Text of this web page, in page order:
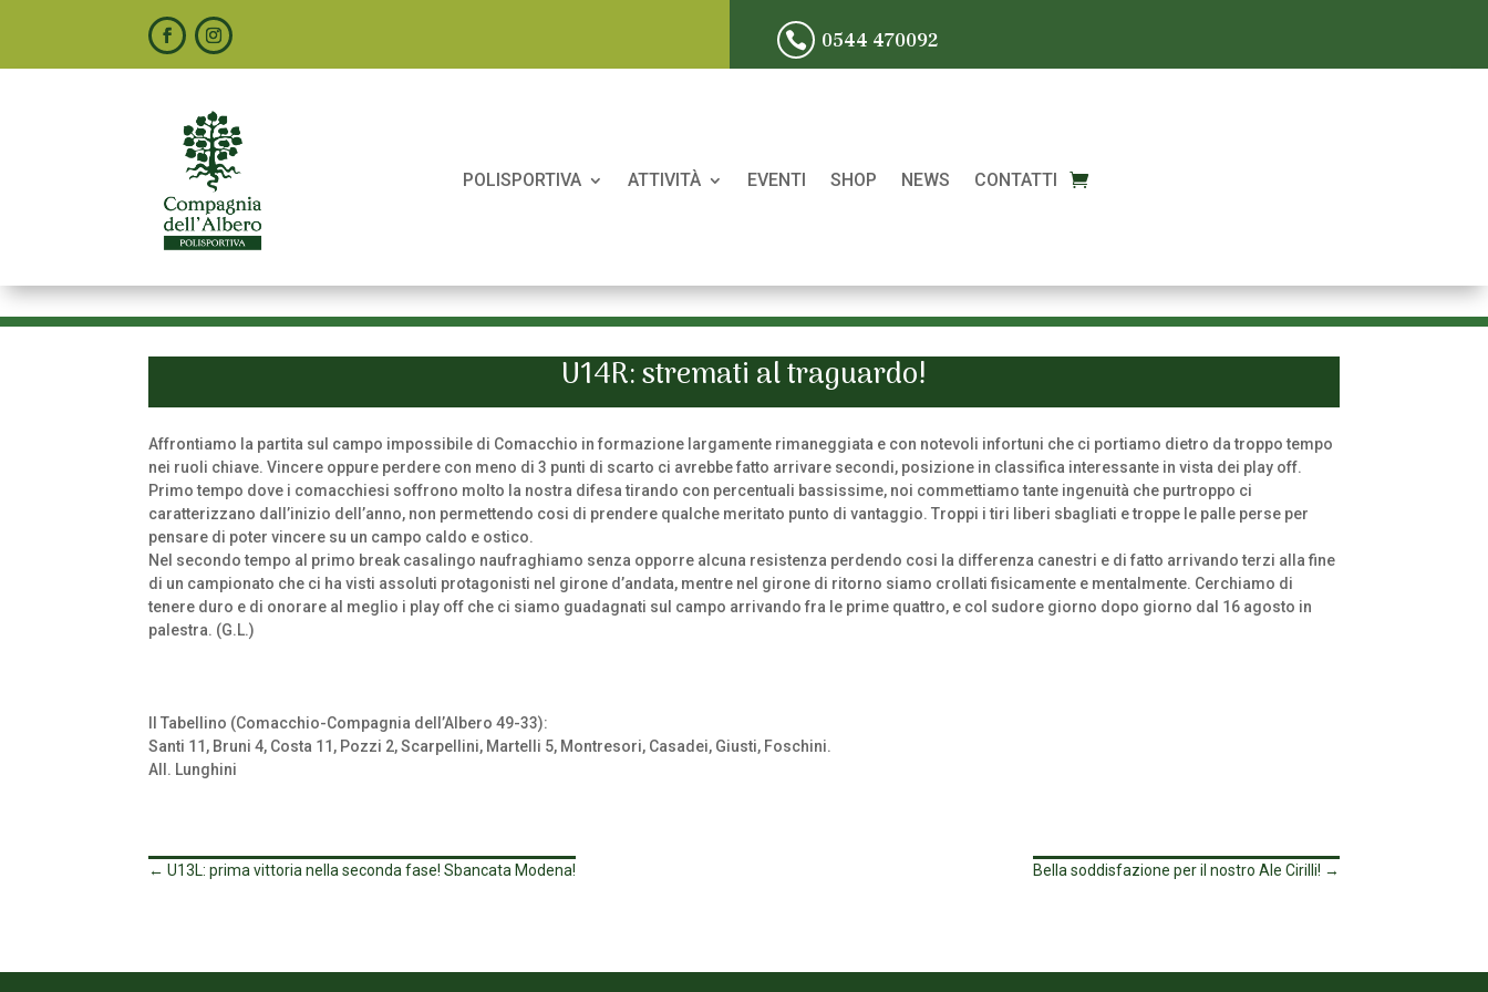
 0544 470092
POLISPORTIVA ATTIVITÀ EVENTI SHOP NEWS CONTATTI
U14R: stremati al traguardo!
Affrontiamo la partita sul campo impossibile di Comacchio in formazione largamente rimaneggiata e con notevoli infortuni che ci portiamo dietro da troppo tempo
nei ruoli chiave. Vincere oppure perdere con meno di 3 punti di scarto ci avrebbe fatto arrivare secondi, posizione in classifica interessante in vista dei play off.
Primo tempo dove i comacchiesi soffrono molto la nostra difesa tirando con percentuali bassissime, noi commettiamo tante ingenuità che purtroppo ci
caratterizzano dall’inizio dell’anno, non permettendo cosi di prendere qualche meritato punto di vantaggio. Troppi i tiri liberi sbagliati e troppe le palle perse per
pensare di poter vincere su un campo caldo e ostico.
Nel secondo tempo al primo break casalingo naufraghiamo senza opporre alcuna resistenza perdendo cosi la differenza canestri e di fatto arrivando terzi alla fine
di un campionato che ci ha visti assoluti protagonisti nel girone d’andata, mentre nel girone di ritorno siamo crollati fisicamente e mentalmente. Cerchiamo di
tenere duro e di onorare al meglio i play off che ci siamo guadagnati sul campo arrivando fra le prime quattro, e col sudore giorno dopo giorno dal 16 agosto in
palestra. (G.L.)
Il Tabellino (Comacchio-Compagnia dell’Albero 49-33):
Santi 11, Bruni 4, Costa 11, Pozzi 2, Scarpellini, Martelli 5, Montresori, Casadei, Giusti, Foschini.
All. Lunghini
←U13L: prima vittoria nella seconda fase! Sbancata Modena! Bella soddisfazione per il nostro Ale Cirilli! →